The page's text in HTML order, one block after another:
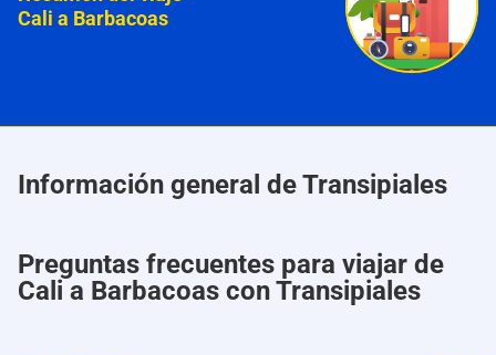
Cali a Barbacoas
Información general de Transipiales
Preguntas frecuentes para viajar de
Cali a Barbacoas con Transipiales